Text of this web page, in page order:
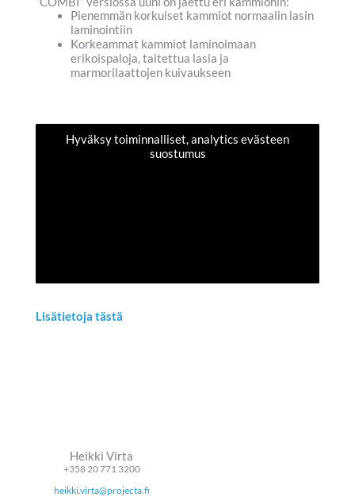
Pienemmän korkuiset kammiot normaalin lasin
laminointiin
Korkeammat kammiot laminoimaan
erikoispaloja, taitettua lasia ja
marmorilaattojen kuivaukseen
Hyväksy toiminnalliset, analytics evästeen
suostumus
Lisätietoja tästä
Heikki Virta
+358 20 771 3200
heikki.virta@projecta.fi